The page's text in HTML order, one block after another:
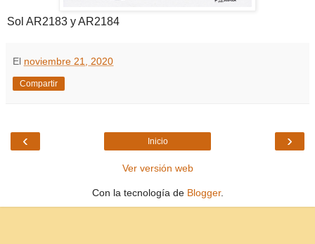
Sol AR2183 y AR2184
El noviembre 21, 2020
Compartir
‹ ›
Inicio
Ver versión web
Con la tecnología de Blogger.